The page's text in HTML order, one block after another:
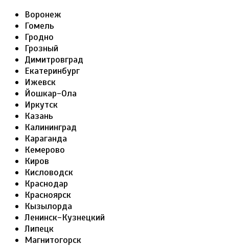
Воронеж
Гомель
Гродно
Грозный
Димитровград
Екатеринбург
Ижевск
Йошкар-Ола
Иркутск
Казань
Калининград
Караганда
Кемерово
Киров
Кисловодск
Краснодар
Красноярск
Кызылорда
Ленинск-Кузнецкий
Липецк
Магнитогорск